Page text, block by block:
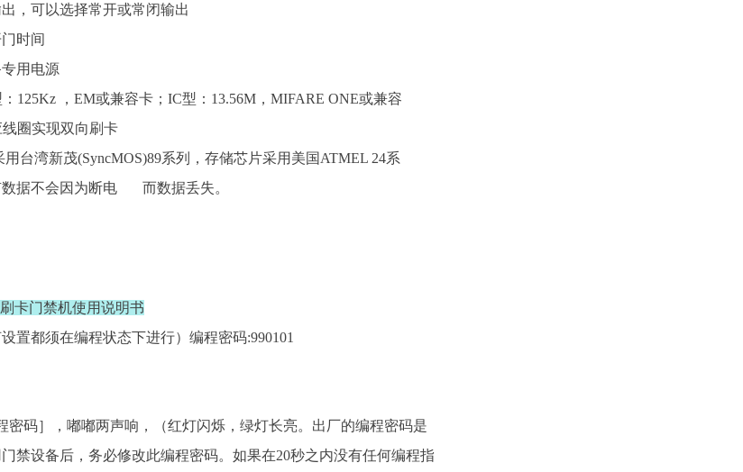
，可以选择常开或常闭输出
时间
用电源
125Kz ，EM或兼容卡；IC型：13.56M，MIFARE ONE或兼容
圈实现双向刷卡
台湾新茂(SyncMOS)89系列，存储芯片采用美国ATMEL 24系
数据不会因为断电 而数据丢失。
卡门禁机使用说明书
置都须在编程状态下进行）编程密码:990101
密码］，嘟嘟两声响，（红灯闪烁，绿灯长亮。出厂的编程密码是
禁设备后，务必修改此编程密码。如果在20秒之内没有任何编程指